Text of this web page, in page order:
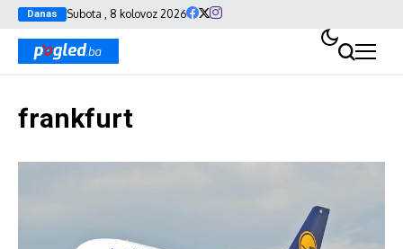
Danas Subota , 8 kolovoz 2026
frankfurt